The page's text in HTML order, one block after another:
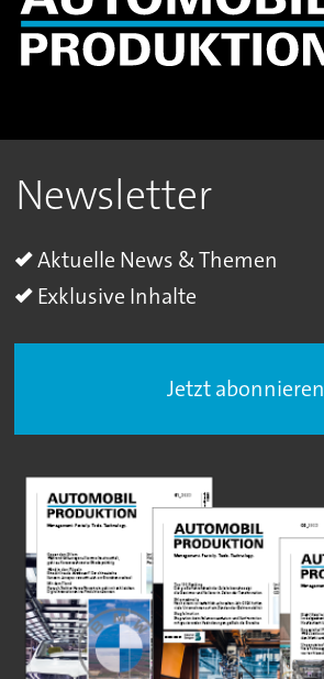
Newsletter
Aktuelle News & Themen
Exklusive Inhalte
Jetzt abonnieren